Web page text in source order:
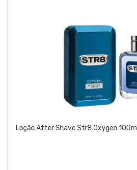
Loção After Shave Str8 Oxygen 100ml